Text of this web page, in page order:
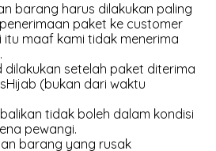
barang harus dilakukan paling
paket ke customer
itu maaf kami tidak menerima
dilakukan setelah paket diterima
(bukan dari waktu
tidak boleh dalam kondisi
pewangi.
barang yang rusak